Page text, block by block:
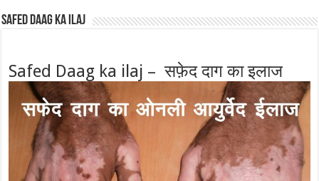
Safed Daag ka ilaj
Safed Daag ka ilaj – सफ़ेद दाग का इलाज